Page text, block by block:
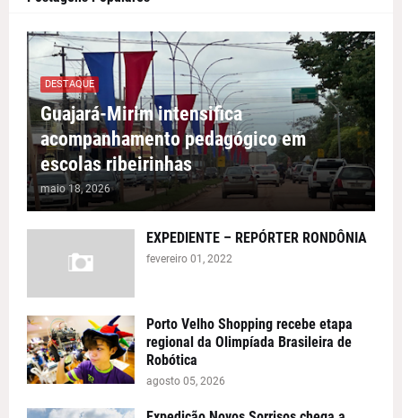
DESTAQUE
Guajará-Mirim intensifica
acompanhamento pedagógico em
escolas ribeirinhas
maio 18, 2026
EXPEDIENTE – REPÓRTER RONDÔNIA
fevereiro 01, 2022
Porto Velho Shopping recebe etapa
regional da Olimpíada Brasileira de
Robótica
agosto 05, 2026